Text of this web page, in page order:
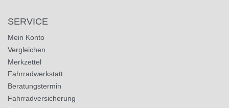
SERVICE
Mein Konto
Vergleichen
Merkzettel
Fahrradwerkstatt
Beratungstermin
Fahrradversicherung